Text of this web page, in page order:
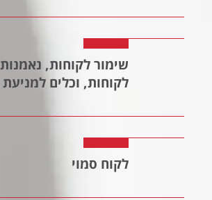
שימור לקוחות, נאמנות
לקוחות, וכלים
לקוח סמוי